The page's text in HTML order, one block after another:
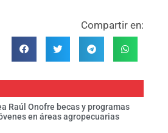
Compartir en:
Raúl Onofre becas y programas
en áreas agropecuarias